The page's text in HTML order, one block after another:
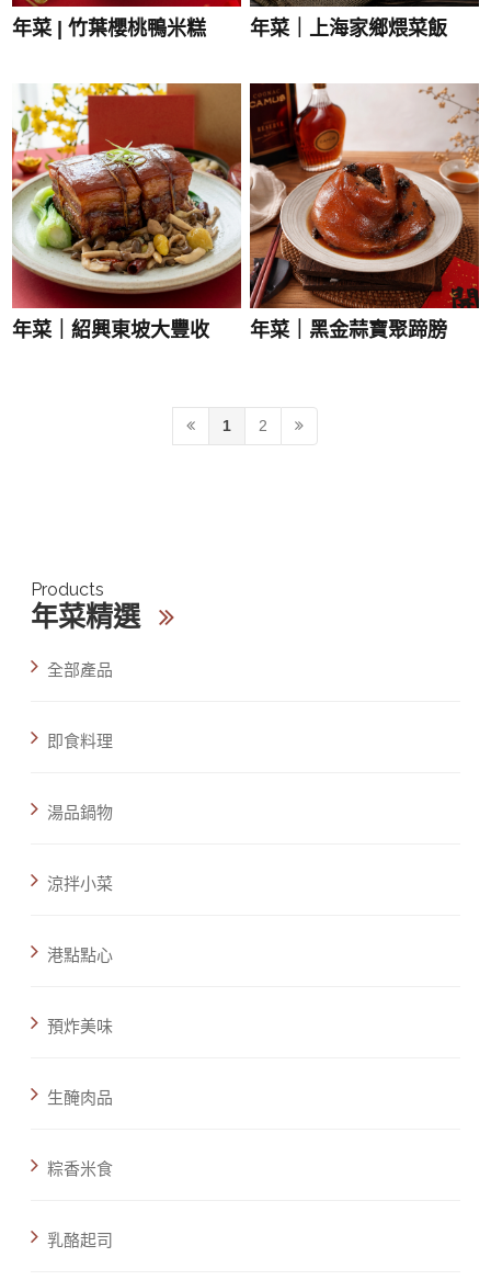
年菜 | 竹葉櫻桃鴨米糕 年菜｜上海家鄉煨菜飯
年菜｜紹興東坡大豐收 年菜｜黑金蒜寶聚蹄膀
1 2
Products
年菜精選
全部產品
即食料理
湯品鍋物
涼拌小菜
港點點心
預炸美味
生醃肉品
粽香米食
乳酪起司